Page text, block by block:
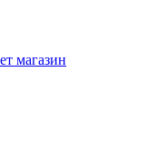
магазин